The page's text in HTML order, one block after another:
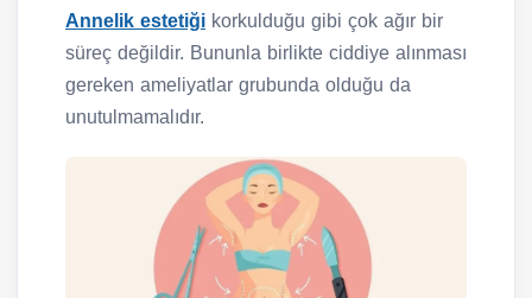
Annelik estetiği korkulduğu gibi çok ağır bir
süreç değildir. Bununla birlikte ciddiye alınması
gereken ameliyatlar grubunda olduğu da
unutulmamalıdır.